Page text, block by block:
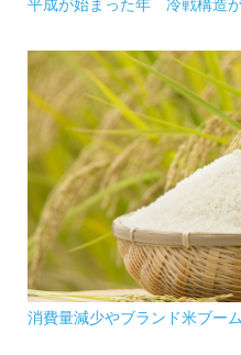
平成が始まった年 冷戦構造
消費量減少やブランド米ブー